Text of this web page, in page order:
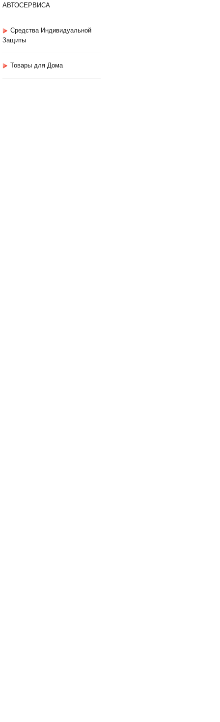
АВТОСЕРВИСА
Средства Индивидуальной
Защиты
Товары для Дома